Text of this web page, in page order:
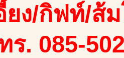
ยง/กิฟท์/ส้
ร. 085-